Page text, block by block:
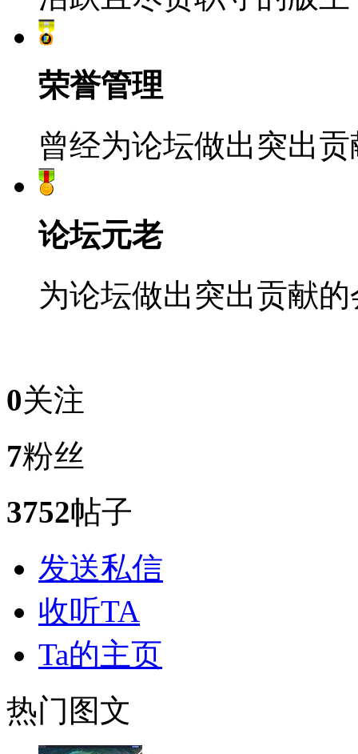
荣誉管理
曾经为论坛做出突出
论坛元老
为论坛做出突出贡献
0关注
7粉丝
3752帖子
发送私信
收听TA
Ta的主页
热门图文